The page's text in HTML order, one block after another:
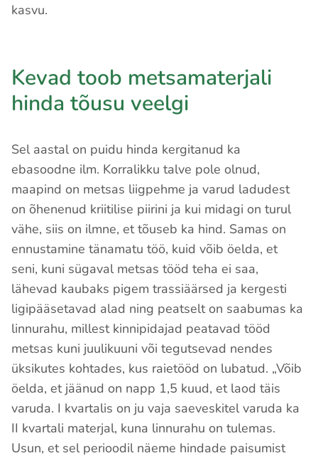
kasvu.
Kevad toob metsamaterjali
hinda tõusu veelgi
Sel aastal on puidu hinda kergitanud ka
ebasoodne ilm. Korralikku talve pole olnud,
maapind on metsas liigpehme ja varud ladudest
on õhenenud kriitilise piirini ja kui midagi on turul
vähe, siis on ilmne, et tõuseb ka hind. Samas on
ennustamine tänamatu töö, kuid võib öelda, et
seni, kuni sügaval metsas tööd teha ei saa,
lähevad kaubaks pigem trassiäärsed ja kergesti
ligipääsetavad alad ning peatselt on saabumas ka
linnurahu, millest kinnipidajad peatavad tööd
metsas kuni juulikuuni või tegutsevad nendes
üksikutes kohtades, kus raietööd on lubatud. „Võib
öelda, et jäänud on napp 1,5 kuud, et laod täis
varuda. I kvartalis on ju vaja saeveskitel varuda ka
II kvartali materjal, kuna linnurahu on tulemas.
Usun, et sel perioodil näeme hindade paisumist